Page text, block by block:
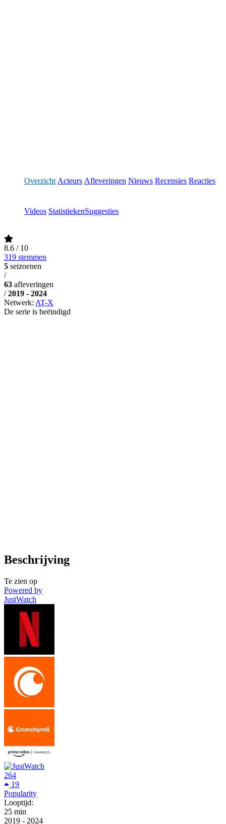
Overzicht Acteurs Afleveringen Nieuws Recensies Reacties
Videos StatistiekenSuggesties
8.6 / 10
319 stemmen
5 seizoenen
/
63 afleveringen
/ 2019 - 2024
Netwerk: AT-X
De serie is beëindigd
Beschrijving
Te zien op
Powered by
JustWatch
264
19
Popularity
Looptijd:
25 min
2019 - 2024